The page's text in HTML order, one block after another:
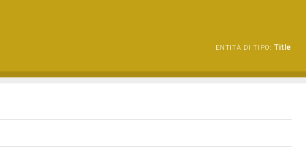
ENTITÀ DI TIPO: Title